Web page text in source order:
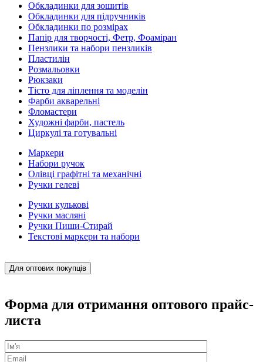
Обкладинки для зошитів
Обкладинки для підручників
Обкладинки по розмірах
Папір для творчості, Фетр, Фоаміран
Пензлики та набори пензликів
Пластилін
Розмальовки
Рюкзаки
Тісто для ліплення та моделін
Фарби акварельні
Фломастери
Художні фарби, пастель
Циркулі та готувальні
Маркери
Набори ручок
Олівці графітні та механічні
Ручки гелеві
Ручки кулькові
Ручки масляні
Ручки Пиши-Стирай
Текстові маркери та набори
Для оптових покупців
Форма для отримання оптового прайс-
листа